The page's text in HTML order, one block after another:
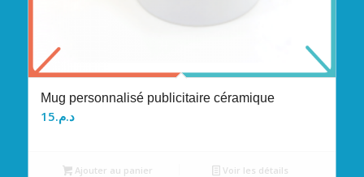
Mug personnalisé publicitaire céramique
د.م.15
Ajouter au panier Voir les détails